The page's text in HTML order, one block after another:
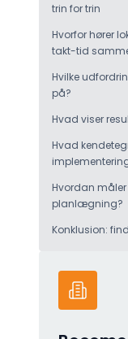
trin for trin
Hvorfor hører
takt-tid
Hvilke
på?
Hvad viser
Hvad
Hvordan
planlægning?
Konklusion: